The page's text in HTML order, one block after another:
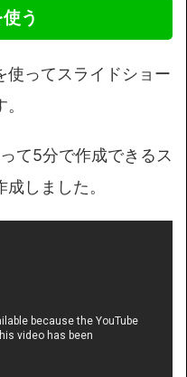
う
使ってスライドショー
て5分で作成できるス
しました。